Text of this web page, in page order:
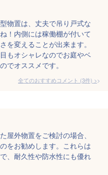
物置は、丈夫で吊り戸式な
！内側には稼働棚が付いて
を変えることが出来ます。
もオシャレなのでお庭やベ
でオススメです。
全てのおすすめコメント (3件) >
屋外物置をご検討の場合、
をお勧めします。これらは
、耐久性や防水性にも優れ